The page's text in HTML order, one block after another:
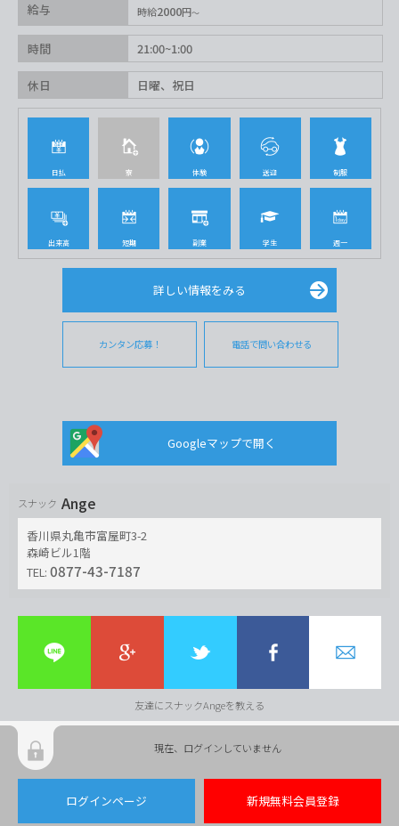
給与 時給2000円
時間 21:00~1:00
休日 日曜、祝日
日払 寮 体験 送迎 制服
出来高 短期 副業 学生 週一
詳しい情報をみる
カンタン応募！ 電話で問い合わせる
Googleマップで開く
スナック Ange
香川県丸亀市富屋町3-2
森崎ビル1階
TEL: 0877-43-7187
友達にスナックAngeを教える
現在、ログインしていません
ログインページ 新規無料会員登録